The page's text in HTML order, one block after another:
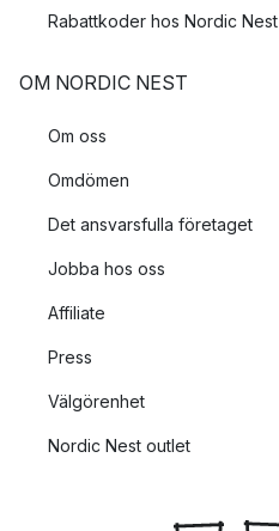
Rabattkoder hos Nordic Nest
OM NORDIC NEST
Om oss
Omdömen
Det ansvarsfulla företaget
Jobba hos oss
Affiliate
Press
Välgörenhet
Nordic Nest outlet